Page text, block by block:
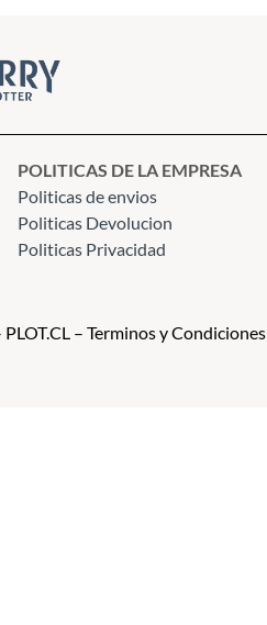
POLITICAS DE LA EMPRESA
Politicas de envios
Politicas Devolucion
Politicas Privacidad
– Terminos y Condiciones